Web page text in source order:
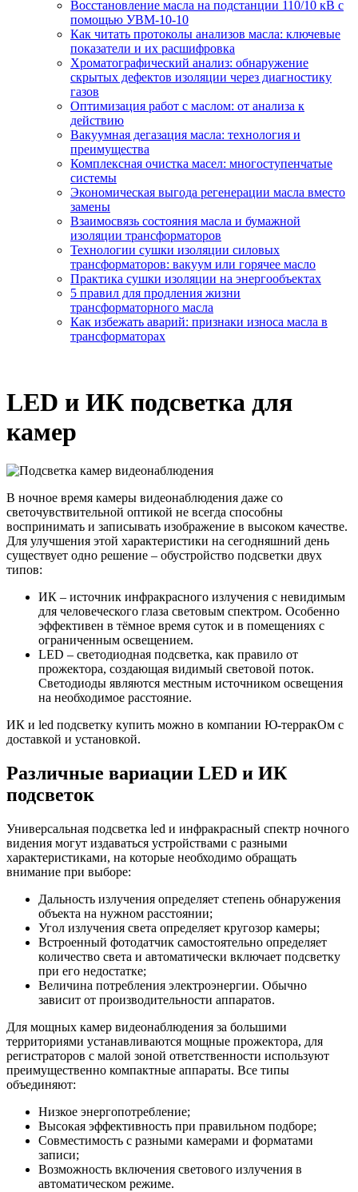
Восстановление масла на подстанции 110/10 кВ с
помощью УВМ-10-10
Как читать протоколы анализов масла: ключевые
показатели и их расшифровка
Хроматографический анализ: обнаружение
скрытых дефектов изоляции через диагностику
газов
Оптимизация работ с маслом: от анализа к
действию
Вакуумная дегазация масла: технология и
преимущества
Комплексная очистка масел: многоступенчатые
системы
Экономическая выгода регенерации масла вместо
замены
Взаимосвязь состояния масла и бумажной
изоляции трансформаторов
Технологии сушки изоляции силовых
трансформаторов: вакуум или горячее масло
Практика сушки изоляции на энергообъектах
5 правил для продления жизни
трансформаторного масла
Как избежать аварий: признаки износа масла в
трансформаторах
LED и ИК подсветка для
камер
В ночное время камеры видеонаблюдения даже со
светочувствительной оптикой не всегда способны
воспринимать и записывать изображение в высоком качестве.
Для улучшения этой характеристики на сегодняшний день
существует одно решение – обустройство подсветки двух
типов:
ИК – источник инфракрасного излучения с невидимым
для человеческого глаза световым спектром. Особенно
эффективен в тёмное время суток и в помещениях с
ограниченным освещением.
LED – светодиодная подсветка, как правило от
прожектора, создающая видимый световой поток.
Светодиоды являются местным источником освещения
на необходимое расстояние.
ИК и led подсветку купить можно в компании Ю-терракОм с
доставкой и установкой.
Различные вариации LED и ИК
подсветок
Универсальная подсветка led и инфракрасный спектр ночного
видения могут издаваться устройствами с разными
характеристиками, на которые необходимо обращать
внимание при выборе:
Дальность излучения определяет степень обнаружения
объекта на нужном расстоянии;
Угол излучения света определяет кругозор камеры;
Встроенный фотодатчик самостоятельно определяет
количество света и автоматически включает подсветку
при его недостатке;
Величина потребления электроэнергии. Обычно
зависит от производительности аппаратов.
Для мощных камер видеонаблюдения за большими
территориями устанавливаются мощные прожектора, для
регистраторов с малой зоной ответственности используют
преимущественно компактные аппараты. Все типы
объединяют:
Низкое энергопотребление;
Высокая эффективность при правильном подборе;
Совместимость с разными камерами и форматами
записи;
Возможность включения светового излучения в
автоматическом режиме.